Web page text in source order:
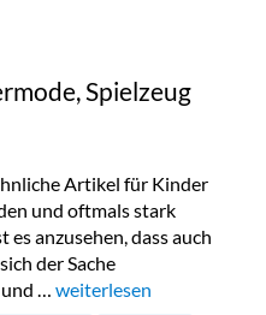
Spielzeug
Artikel für Kinder
und oftmals stark
anzusehen, dass auch
der Sache
… „Kleine Fabriek:
weiterlesen